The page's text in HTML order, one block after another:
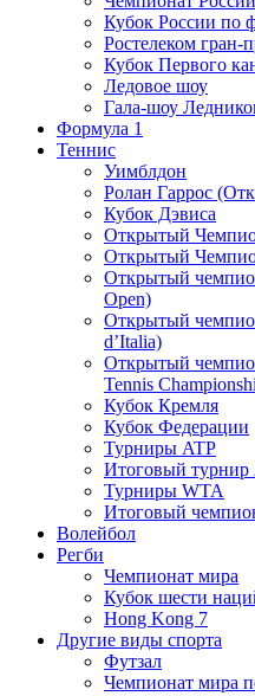
Кубок России по
Ростелеком
Кубок Первого
Ледовое шоу
Гала-шоу
Формула 1
Теннис
Уимблдон
Ролан Гаррос
Кубок Дэвиса
Открытый
Открытый
Открытый
Open)
Открытый
d’Italia)
Открытый
Tennis
Кубок Кремля
Кубок Федерации
Турниры ATP
Итоговый турнир
Турниры WTA
Итоговый
Волейбол
Регби
Чемпионат мира
Кубок шести
Hong Kong 7
Другие виды спорта
Футзал
Чемпионат мира